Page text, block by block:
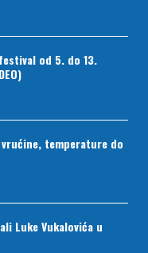
od 5. do 13.
temperature do
Luke Vukalovića u